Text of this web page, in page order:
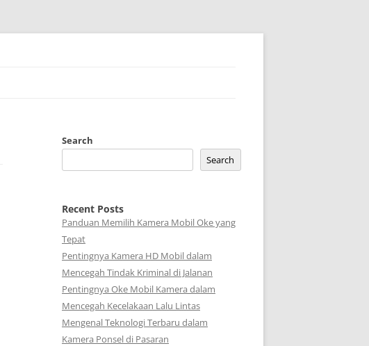
Search
Search
Recent Posts
Panduan Memilih Kamera Mobil Oke yang
Tepat
Pentingnya Kamera HD Mobil dalam
Mencegah Tindak Kriminal di Jalanan
Pentingnya Oke Mobil Kamera dalam
Mencegah Kecelakaan Lalu Lintas
Mengenal Teknologi Terbaru dalam
Kamera Ponsel di Pasaran